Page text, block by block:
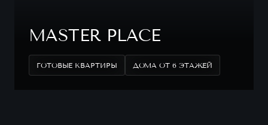
MASTER PLACE
ГОТОВЫЕ КВАРТИРЫ ДОМА ОТ 6 ЭТАЖЕЙ